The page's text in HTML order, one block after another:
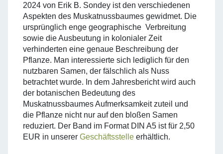
2024 von Erik B. Sondey ist den verschiedenen
Aspekten des Muskatnussbaumes gewidmet. Die
ursprünglich enge geographische Verbreitung
sowie die Ausbeutung in kolonialer Zeit
verhinderten eine genaue Beschreibung der
Pflanze. Man interessierte sich lediglich für den
nutzbaren Samen, der fälschlich als Nuss
betrachtet wurde. In dem Jahresbericht wird auch
der botanischen Bedeutung des
Muskatnussbaumes Aufmerksamkeit zuteil und
die Pflanze nicht nur auf den bloßen Samen
reduziert. Der Band im Format DIN A5 ist für 2,50
EUR in unserer Geschäftsstelle erhältlich.